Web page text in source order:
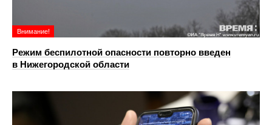
Внимание!
Режим беспилотной опасности повторно введен
в Нижегородской области